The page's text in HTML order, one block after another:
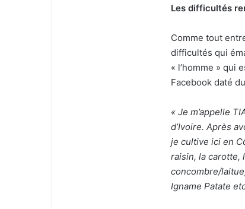
Les difficultés
Comme tout
difficultés qui
« l’homme » qui
Facebook daté
« Je m’appelle
d’Ivoire. Après
je cultive ici en
raisin, la carotte,
concombre/
Igname Patate